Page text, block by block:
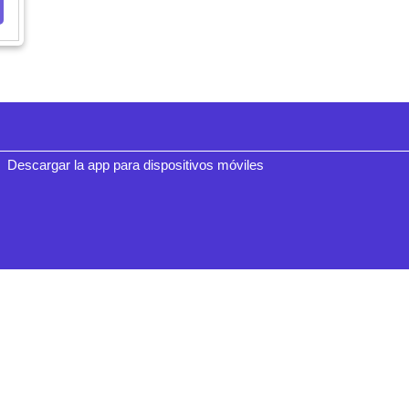
Descargar la app para dispositivos móviles